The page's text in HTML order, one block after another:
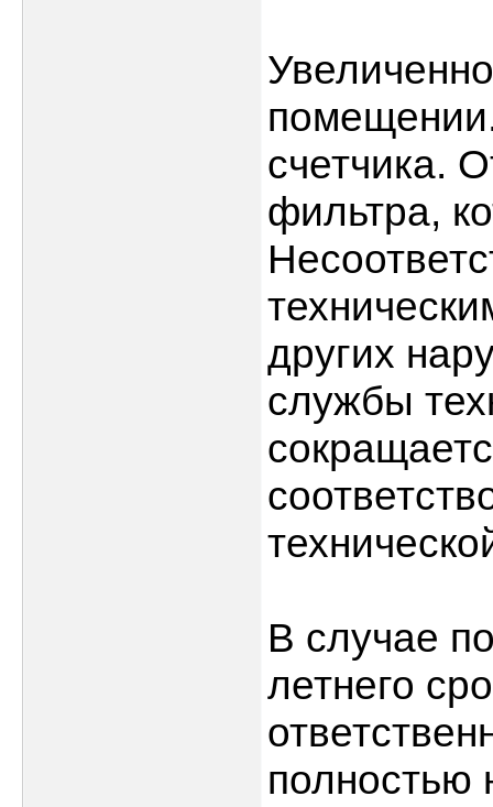
счетчика.
фильтра,
других
службы
В случае
летнего
полностью